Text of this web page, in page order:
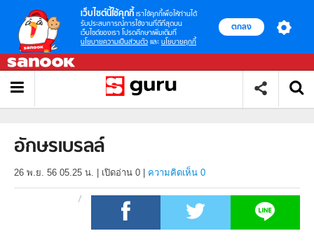
เว็บไซต์นี้ใช้คุกกี้ เราใช้คุกกี้เพื่อให้ท่านได้
รับประสบการณ์การใช้งานที่ดีที่สุดบน
เว็บไซต์ของเรา โปรดศึกษาเพิ่มเติมที่
นโยบายความเป็นส่วนตัว และ นโยบายคุกกี้
ตกลง
อักษรเบรลล์
26 พ.ย. 56 05.25 น. เปิดอ่าน 0 ความคิดเห็น 0